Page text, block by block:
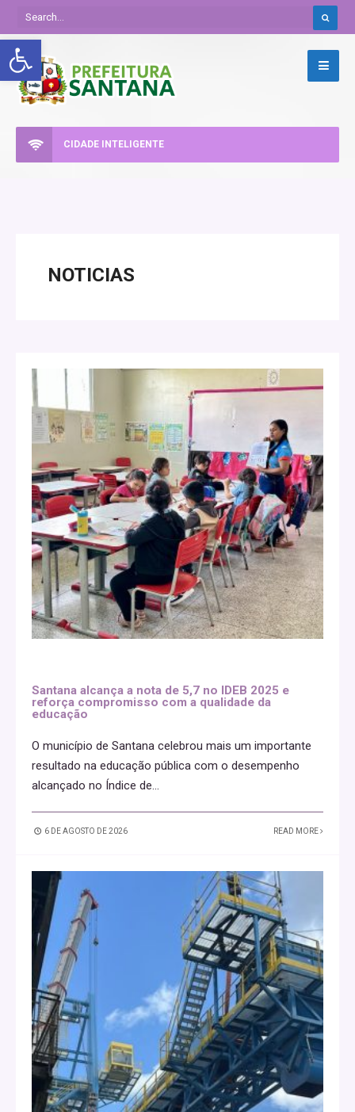
Abrir a barra de ferramentas
CIDADE INTELIGENTE
NOTICIAS
Santana alcança a nota de 5,7 no IDEB 2025 e
reforça compromisso com a qualidade da
educação
O município de Santana celebrou mais um importante
resultado na educação pública com o desempenho
alcançado no Índice de...
6 DE AGOSTO DE 2026 READ MORE